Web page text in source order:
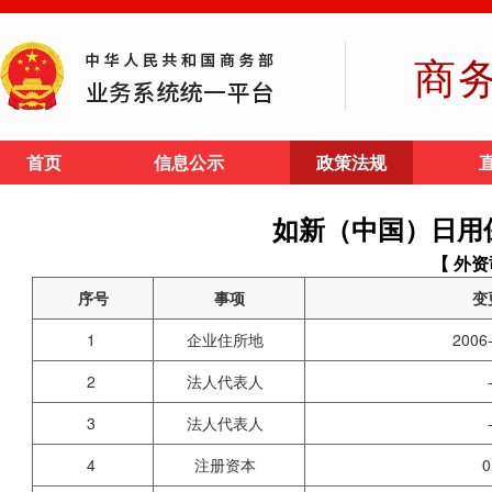
商
首页 信息公示 政策法规
如新（中国）日
【 外
序号 事项
变
1
企业住所地
2
法人代表人
3
法人代表人
4
注册资本